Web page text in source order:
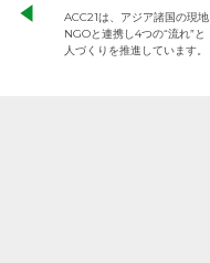
ACC21は、アジア諸国の現地
NGOと連携し4つの“流れ”と
人づくりを推進しています。